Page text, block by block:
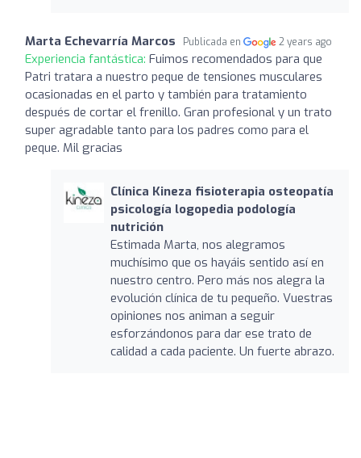
Marta Echevarría Marcos Publicada en 2 years ago
Experiencia fantástica: Fuimos recomendados para que
Patri tratara a nuestro peque de tensiones musculares
ocasionadas en el parto y también para tratamiento
después de cortar el frenillo. Gran profesional y un trato
super agradable tanto para los padres como para el
peque. Mil gracias
Clínica Kineza fisioterapia osteopatía
psicología logopedia podología
nutrición
Estimada Marta, nos alegramos
muchísimo que os hayáis sentido así en
nuestro centro. Pero más nos alegra la
evolución clínica de tu pequeño. Vuestras
opiniones nos animan a seguir
esforzándonos para dar ese trato de
calidad a cada paciente. Un fuerte abrazo.